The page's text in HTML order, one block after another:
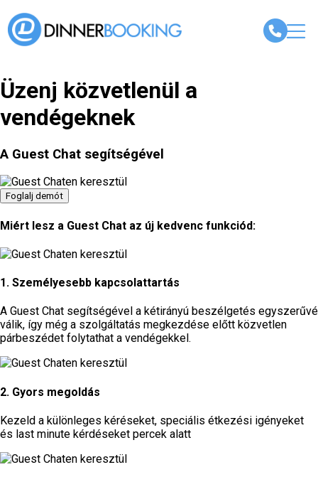
Üzenj közvetlenül a
vendégeknek
A Guest Chat segítségével
Foglalj demót
Miért lesz a Guest Chat az új kedvenc funkciód:
1. Személyesebb kapcsolattartás
A Guest Chat segítségével a kétirányú beszélgetés egyszerűvé
válik, így még a szolgáltatás megkezdése előtt közvetlen
párbeszédet folytathat a vendégekkel.
2. Gyors megoldás
Kezeld a különleges kéréseket, speciális étkezési igényeket
és last minute kérdéseket percek alatt